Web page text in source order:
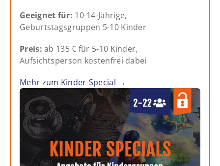
Geeignet für: 10-14-Jährige,
Geburtstagsgruppen 5-10 Kinder
Preis: ab 135 € für 5-10 Kinder,
Aufsichtsperson kostenfrei dabei
Mehr zum Kinder-Special →